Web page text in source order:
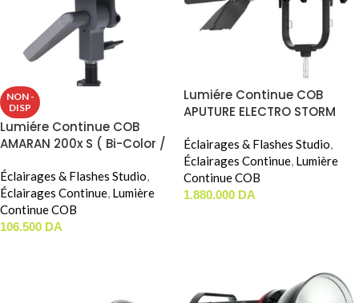
NON -
DISP
Lumiére Continue COB
AMARAN 200x S ( Bi-Color /
Éclairages & Flashes Studio,
Éclairages Continue, Lumière
Continue COB
106.500 DA
Lumiére Continue COB
APUTURE ELECTRO STORM
Éclairages & Flashes Studio,
Éclairages Continue, Lumière
Continue COB
1.880.000 DA